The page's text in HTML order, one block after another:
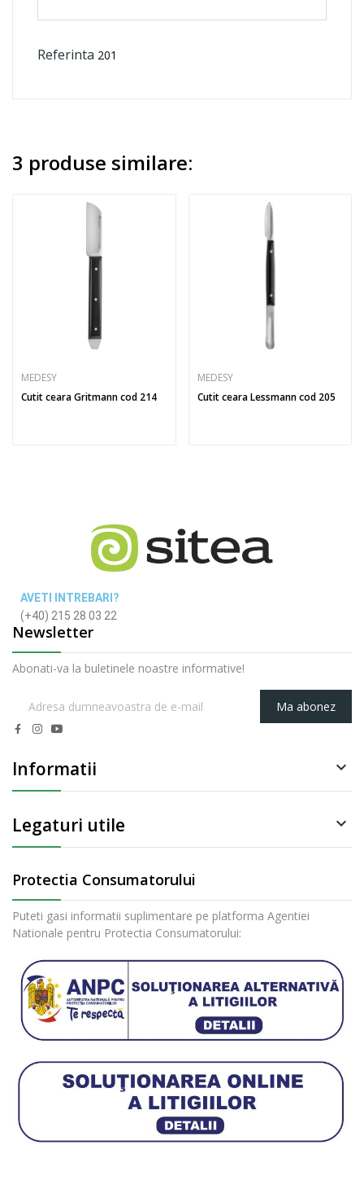
Referinta 201
3 produse similare:
MEDESY
Cutit ceara Gritmann cod 214
MEDESY
Cutit ceara Lessmann cod 205
AVETI INTREBARI?
(+40) 215 28 03 22
Newsletter
Abonati-va la buletinele noastre informative!
Ma abonez
Informatii 
Legaturi utile 
Protectia Consumatorului
Puteti gasi informatii suplimentare pe platforma Agentiei
Nationale pentru Protectia Consumatorului: